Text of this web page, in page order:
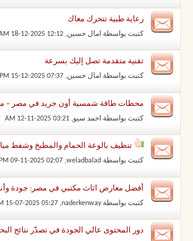
رعاية طبية تتحرك معاك
كتبت بواسطة امال حسين‏, 18-12-2025 12:12 AM
تقنية متقدمة تصل إليك بسرعة
كتبت بواسطة امال حسين‏, 15-12-2025 07:37 PM
محطات طاقة شمسية أون جريد في مصر –
كتبت بواسطة احمد سيو‏, 12-11-2025 03:21 AM
تنظيف بالوعة الحمام والمطبخ وشفط
كتبت بواسطة weladbalad
‏, 09-11-2025 02:07 PM
أفضل معارض اثاث مكتبي في مصر: جودة
كتبت بواسطةnaderkenway
‏, 15-07-2025 05:27 PM
دور المحتوى عالي الجودة في تصدّر نتائج